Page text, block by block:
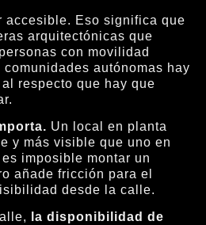
accesible. Eso significa que
arquitectónicas que
con movilidad
autónomas hay
respecto que hay que
Un local en planta
y más visible que uno en
imposible montar un
añade fricción para el
desde la calle.
la disponibilidad de